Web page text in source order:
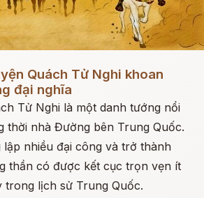
Quách Tử Nghi khoan
đại nghĩa
Tử Nghi là một danh tướng nổi
thời nhà Đường bên Trung Quốc.
lập nhiều đại công và trở thành
thần có được kết cục trọn vẹn ít
trong lịch sử Trung Quốc.